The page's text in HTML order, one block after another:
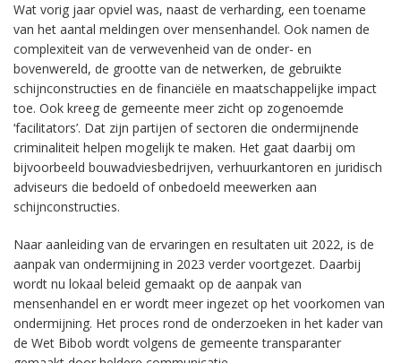
Wat vorig jaar opviel was, naast de verharding, een toename
van het aantal meldingen over mensenhandel. Ook namen de
complexiteit van de verwevenheid van de onder- en
bovenwereld, de grootte van de netwerken, de gebruikte
schijnconstructies en de financiële en maatschappelijke impact
toe. Ook kreeg de gemeente meer zicht op zogenoemde
‘facilitators’. Dat zijn partijen of sectoren die ondermijnende
criminaliteit helpen mogelijk te maken. Het gaat daarbij om
bijvoorbeeld bouwadviesbedrijven, verhuurkantoren en juridisch
adviseurs die bedoeld of onbedoeld meewerken aan
schijnconstructies.
Naar aanleiding van de ervaringen en resultaten uit 2022, is de
aanpak van ondermijning in 2023 verder voortgezet. Daarbij
wordt nu lokaal beleid gemaakt op de aanpak van
mensenhandel en er wordt meer ingezet op het voorkomen van
ondermijning. Het proces rond de onderzoeken in het kader van
de Wet Bibob wordt volgens de gemeente transparanter